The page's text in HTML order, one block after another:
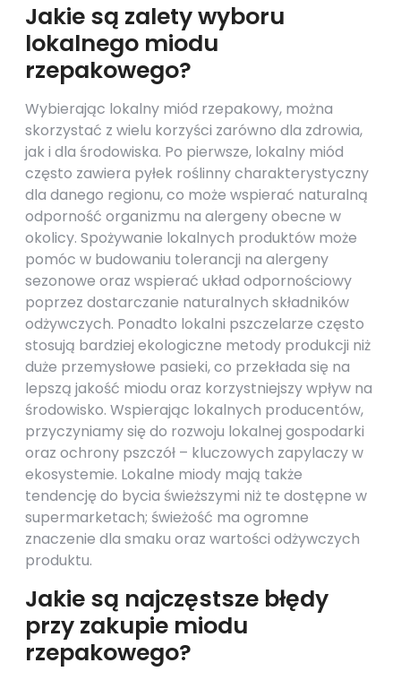
Jakie są zalety wyboru
lokalnego miodu
rzepakowego?
Wybierając lokalny miód rzepakowy, można
skorzystać z wielu korzyści zarówno dla zdrowia,
jak i dla środowiska. Po pierwsze, lokalny miód
często zawiera pyłek roślinny charakterystyczny
dla danego regionu, co może wspierać naturalną
odporność organizmu na alergeny obecne w
okolicy. Spożywanie lokalnych produktów może
pomóc w budowaniu tolerancji na alergeny
sezonowe oraz wspierać układ odpornościowy
poprzez dostarczanie naturalnych składników
odżywczych. Ponadto lokalni pszczelarze często
stosują bardziej ekologiczne metody produkcji niż
duże przemysłowe pasieki, co przekłada się na
lepszą jakość miodu oraz korzystniejszy wpływ na
środowisko. Wspierając lokalnych producentów,
przyczyniamy się do rozwoju lokalnej gospodarki
oraz ochrony pszczół – kluczowych zapylaczy w
ekosystemie. Lokalne miody mają także
tendencję do bycia świeższymi niż te dostępne w
supermarketach; świeżość ma ogromne
znaczenie dla smaku oraz wartości odżywczych
produktu.
Jakie są najczęstsze błędy
przy zakupie miodu
rzepakowego?